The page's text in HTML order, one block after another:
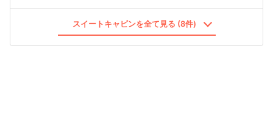
スイートキャビンを全て見る (8件)